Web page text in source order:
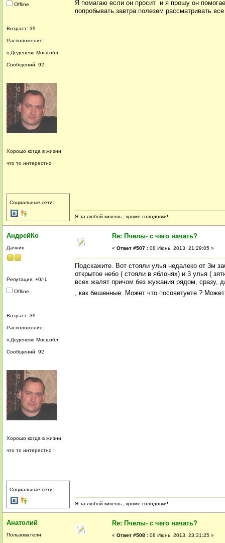
Offline
Возраст: 39
Расположение:
п.Деденево Моск.обл
Сообщений: 92
Хорошо когда в жизни
что то интерестно !
Социальные сети:
Я помагаю если он просит и я прошу он
попробывать.завтра полезем рассматривать
Я за любой кипешь , кроме голодовки!
АндрейКо
Дачник
Репутация: +0/-1
Offline
Возраст: 39
Расположение:
п.Деденево Моск.обл
Сообщений: 92
Хорошо когда в жизни
что то интерестно !
Социальные сети:
Re: Пчелы- с чего начать?
« Ответ #507 : 08 Июнь, 2013, 21:29:05 »
Подскажите. Вот стояли улья недалеко от 3м
открытое небо ( стояли в яблонях) и 3 улья (
всех жалят причом без жужания рядом, сразу,
, как бешенные. Может что посоветуете ?
Я за любой кипешь , кроме голодовки!
Анатолий
Пользователи
Re: Пчелы- с чего начать?
« Ответ #508 : 08 Июнь, 2013, 23:31:25 »